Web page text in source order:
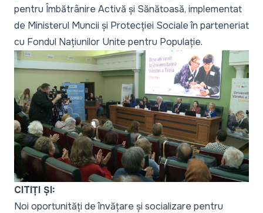
pentru Îmbătrânire Activă și Sănătoasă, implementat
de Ministerul Muncii și Protecției Sociale în parteneriat
cu Fondul Națiunilor Unite pentru Populație.
CITIȚI ȘI:
Noi oportunități de învățare și socializare pentru